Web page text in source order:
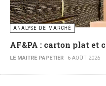
ANALYSE DE MARCHÉ
AF&PA : carton plat et
LE MAITRE PAPETIER 6 AOÛT 2026